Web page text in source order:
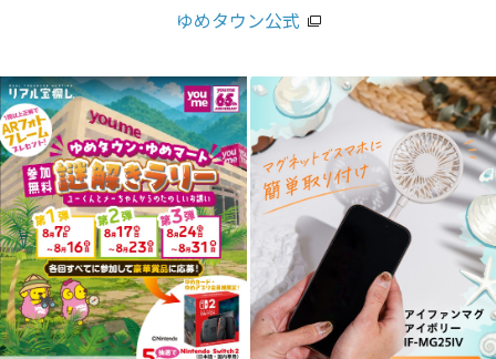
ゆめタウン公式